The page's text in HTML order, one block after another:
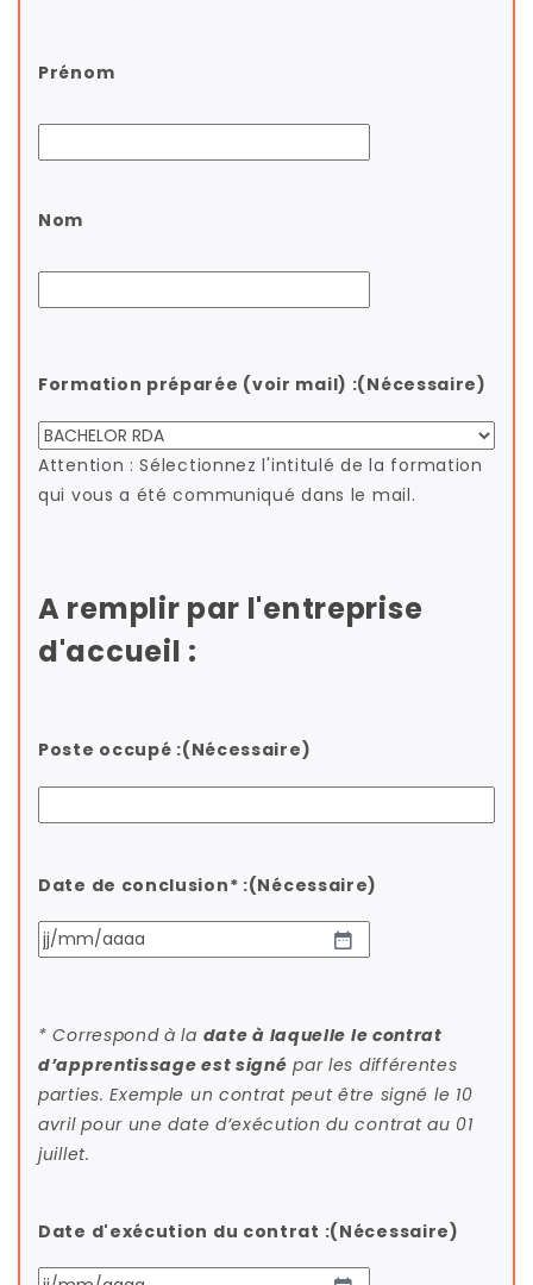
Prénom
Nom
Formation préparée (voir mail) :(Nécessaire)
Attention : Sélectionnez l'intitulé de la formation
qui vous a été communiqué dans le mail.
A remplir par l'entreprise
d'accueil :
Poste occupé :(Nécessaire)
Date de conclusion* :(Nécessaire)
JJ
slash
AAAA
* Correspond à la date à laquelle le contrat
d’apprentissage est signé par les différentes
parties. Exemple un contrat peut être signé le 10
avril pour une date d’exécution du contrat au 01
juillet.
Date d'exécution du contrat :(Nécessaire)